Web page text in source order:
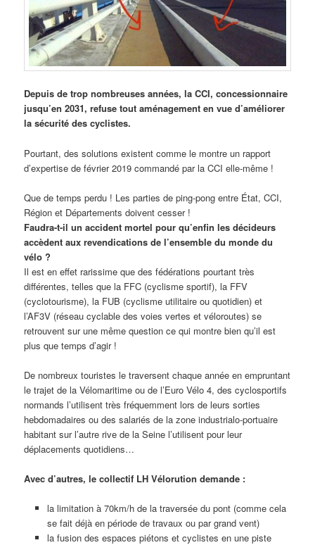
Depuis de trop nombreuses années, la CCI, concessionnaire
jusqu’en 2031, refuse tout aménagement en vue d’améliorer
la sécurité des cyclistes.
Pourtant, des solutions existent comme le montre un rapport
d’expertise de février 2019 commandé par la CCI elle-même !
Que de temps perdu ! Les parties de ping-pong entre État, CCI,
Région et Départements doivent cesser !
Faudra-t-il un accident mortel pour qu’enfin les décideurs
accèdent aux revendications de l’ensemble du monde du
vélo ?
Il est en effet rarissime que des fédérations pourtant très
différentes, telles que la FFC (cyclisme sportif), la FFV
(cyclotourisme), la FUB (cyclisme utilitaire ou quotidien) et
l’AF3V (réseau cyclable des voies vertes et véloroutes) se
retrouvent sur une même question ce qui montre bien qu’il est
plus que temps d’agir !
De nombreux touristes le traversent chaque année en empruntant
le trajet de la Vélomaritime ou de l’Euro Vélo 4, des cyclosportifs
normands l’utilisent très fréquemment lors de leurs sorties
hebdomadaires ou des salariés de la zone industrialo-portuaire
habitant sur l’autre rive de la Seine l’utilisent pour leur
déplacements quotidiens…
Avec d’autres, le collectif LH Vélorution demande :
la limitation à 70km/h de la traversée du pont (comme cela
se fait déjà en période de travaux ou par grand vent)
la fusion des espaces piétons et cyclistes en une piste